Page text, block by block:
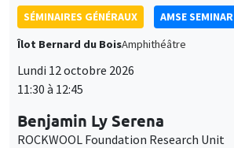
SÉMINAIRES GÉNÉRAUX
AMSE SEMINAR
Îlot Bernard du BoisAmphithéâtre
Lundi 12 octobre 2026
11:30 à 12:45
Benjamin Ly Serena
ROCKWOOL Foundation Research Unit